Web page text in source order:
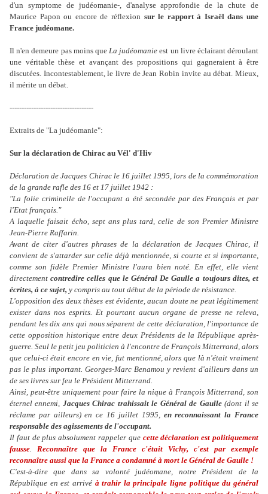
d'un symptome de judéomanie-, d'analyse approfondie de la chute de
Maurice Papon ou encore de réflexion sur le rapport à Israël dans une
France judéomane.
Il n'en demeure pas moins que La judéomanie est un livre éclairant déroulant
une véritable thèse et avançant des propositions qui gagneraient à être
discutées. Incontestablement, le livre de Jean Robin invite au débat. Mieux,
il mérite un débat.
-----------------------------------
Extraits de "La judéomanie":
Sur la déclaration de Chirac au Vél' d'Hiv
Déclaration de Jacques Chirac le 16 juillet 1995, lors de la commémoration
de la grande rafle des 16 et 17 juillet 1942 :
"La folie criminelle de l'occupant a été secondée par des Français et par
l'Etat français."
A laquelle faisait écho, sept ans plus tard, celle de son Premier Ministre
Jean-Pierre Raffarin.
Avant de citer d'autres phrases de la déclaration de Jacques Chirac, il
convient de s'attarder sur celle déjà mentionnée, si courte et si importante,
comme son fidèle Premier Ministre l'aura bien noté. En effet, elle vient
directementcontredire celles que le Général De Gaulle a toujours dites, et
écrites, à ce sujet, y compris au tout début de la période de résistance.
L'opposition des deux thèses est évidente, aucun doute ne peut légitimement
exister dans nos esprits. Et pourtant aucun organe de presse ne releva,
pendant les dix ans qui nous séparent de cette déclaration, l'importance de
cette opposition historique entre deux Présidents de la République après-
guerre. Seul le petit jeu politicien à l'encontre de François Mitterrand, alors
que celui-ci était encore en vie, fut mentionné, alors que là n'était vraiment
pas le plus important. Georges-Marc Benamou y revient d'ailleurs dans un
de ses livres sur feu le Président Mitterrand.
Ainsi, peut-être uniquement pour faire la nique à François Mitterrand, son
éternel ennemi, Jacques Chirac trahissait le Général de Gaulle(dont il se
réclame par ailleurs) en ce 16 juillet 1995, en reconnaissant la France
responsable des agissements de l'occupant.
Il faut de plus absolument rappeler que cette déclaration est politiquement
fausse. Reconnaître que la France c'était Vichy, c'est par exemple
reconnaître aussi que la France a condamné à mort le Général de Gaulle !
C'est-à-dire que dans sa volonté judéomane, notre Président de la
République en est arrivé à trahir la principale ligne politique du général